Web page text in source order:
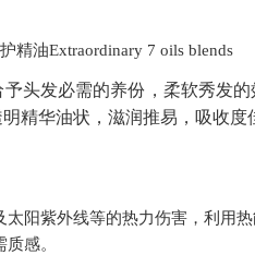
精油Extraordinary 7 oils blends
头发必需的养份，柔软秀发
精华油状，滋润推易，吸收
太阳紫外线等的热力伤害，利用
感。